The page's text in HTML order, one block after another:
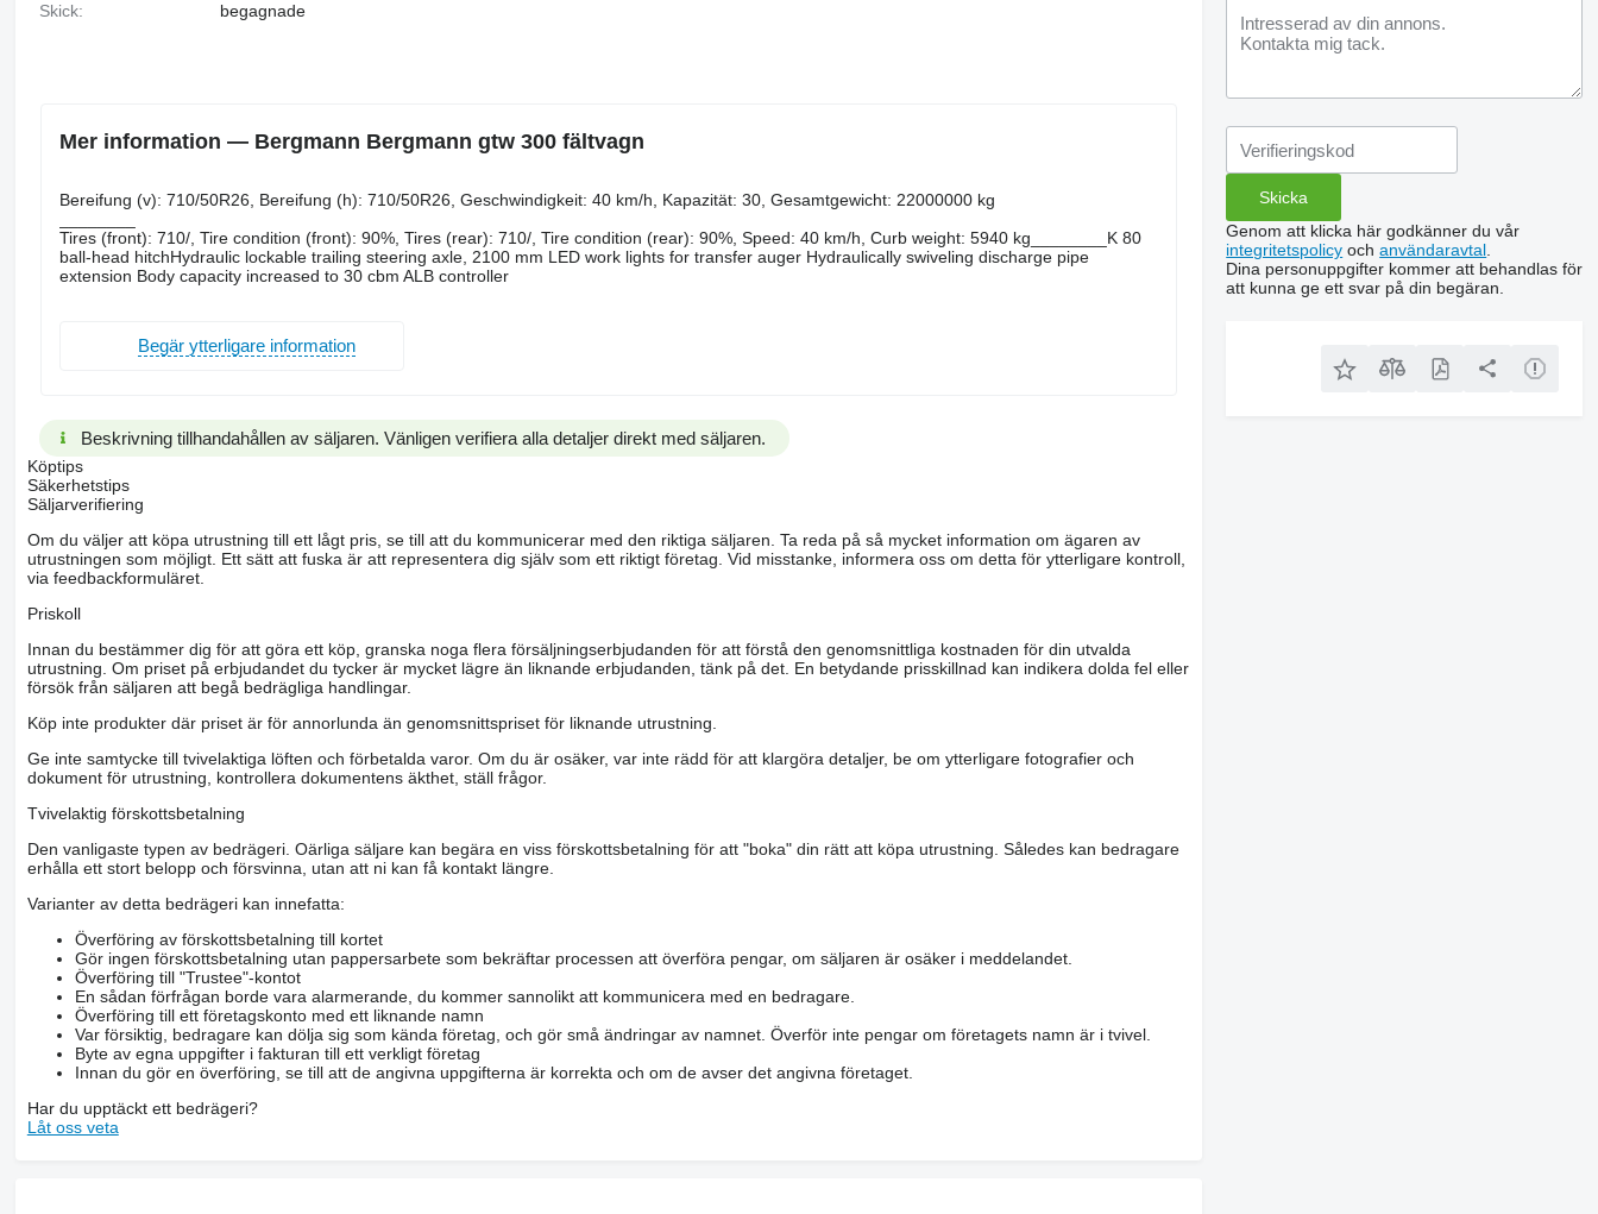
Skick: begagnade
Mer information — Bergmann Bergmann gtw 300 fältvagn
Bereifung ​​​​​​​​​‌‌​​​​‌​​​​​​​​​‌‌‌​‌​‌​​​​​​​​​‌‌‌​‌​​​​​​​​​​​‌‌​‌‌‌‌​​​​​​​​​‌‌​‌‌​​​​​​​​​​​‌‌​‌​​‌​​​​​​​​​‌‌​‌‌‌​​​​​​​​​​‌‌​​‌​‌(v): 710/50R26, Bereifung (h): 710/50R26, Geschwindigkeit: 40 km/h, Kapazität: 30, Gesamtgewicht: 22000000 kg
Tires (front): 710/, Tire condition (front): 90%, Tires (rear): 710/, Tire condition (rear): 90%, Speed: 40 km/h, Curb weight: 5940 kg________K 80
ball-head hitchHydraulic lockable trailing steering axle, 2100 mm LED work lights for transfer auger Hydraulically swiveling discharge pipe
extension Body capacity increased to 30 cbm ALB controller
Begär ytterligare information
Beskrivning tillhandahållen av säljaren. Vänligen verifiera alla detaljer direkt med säljaren.
Köptips
Säkerhetstips
Säljarverifiering
Om du väljer att köpa utrustning till ett lågt pris, se till att du kommunicerar med den riktiga säljaren. Ta reda på så mycket information om ägaren av
utrustningen som möjligt. Ett sätt att fuska är att representera dig själv som ett riktigt företag. Vid misstanke, informera oss om detta för ytterligare kontroll,
via feedbackformuläret.
Priskoll
Innan du bestämmer dig för att göra ett köp, granska noga flera försäljningserbjudanden för att förstå den genomsnittliga kostnaden för din utvalda
utrustning. Om priset på erbjudandet du tycker är mycket lägre än liknande erbjudanden, tänk på det. En betydande prisskillnad kan indikera dolda fel eller
försök från säljaren att begå bedrägliga handlingar.
Köp inte produkter där priset är för annorlunda än genomsnittspriset för liknande utrustning.
Ge inte samtycke till tvivelaktiga löften och förbetalda varor. Om du är osäker, var inte rädd för att klargöra detaljer, be om ytterligare fotografier och
dokument för utrustning, kontrollera dokumentens äkthet, ställ frågor.
Tvivelaktig förskottsbetalning
Den vanligaste typen av bedrägeri. Oärliga säljare kan begära en viss förskottsbetalning för att "boka" din rätt att köpa utrustning. Således kan bedragare
erhålla ett stort belopp och försvinna, utan att ni kan få kontakt längre.
Varianter av detta bedrägeri kan innefatta:
Överföring av förskottsbetalning till kortet
Gör ingen förskottsbetalning utan pappersarbete som bekräftar processen att överföra pengar, om säljaren är osäker i meddelandet.
Överföring till "Trustee"-kontot
En sådan förfrågan borde vara alarmerande, du kommer sannolikt att kommunicera med en bedragare.
Överföring till ett företagskonto med ett liknande namn
Var försiktig, bedragare kan dölja sig som kända företag, och gör små ändringar av namnet. Överför inte pengar om företagets namn är i tvivel.
Byte av egna uppgifter i fakturan till ett verkligt företag
Innan du gör en överföring, se till att de angivna uppgifterna är korrekta och om de avser det angivna företaget.
Har du upptäckt ett bedrägeri?
Låt oss veta
Genom att klicka här godkänner du vår
integritetspolicy ochanvändaravtal
Dina personuppgifter kommer att behandlas för
att kunna ge ett svar på din begäran.